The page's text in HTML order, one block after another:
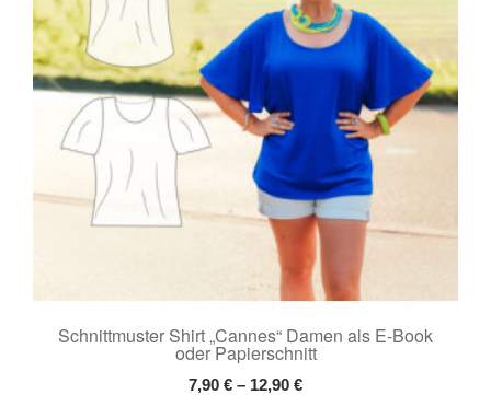
auf
der
Produktseite
gewählt
werden
Schnittmuster Shirt „Cannes“ Damen als E-Book
oder Papierschnitt
7,90 € – 12,90 €